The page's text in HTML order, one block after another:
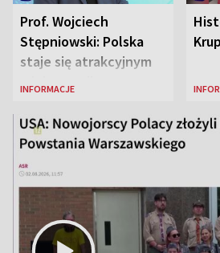
Prof. Wojciech
Stępniowski: Polska
staje się atrakcyjnym
miejscem dla
INFORMACJE